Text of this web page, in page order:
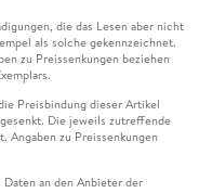
die das Lesen aber nicht
als solche gekennzeichnet.
zu Preissenkungen beziehen
Preisbindung dieser Artikel
Die jeweils zutreffende
zu Preissenkungen
an den Anbieter der